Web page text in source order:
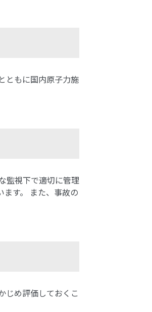
ともに国内原子力施
監視下で適切に管理
す。 また、事故の
じめ評価しておくこ